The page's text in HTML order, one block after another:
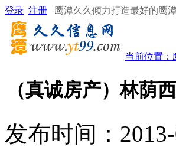
登录 注册 鹰潭久久倾力打造最好的鹰
当前位置：
（真诚房产）林荫
发布时间：